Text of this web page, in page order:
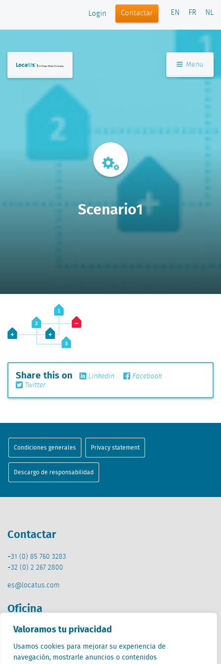
Valoramos tu privacidad
Usamos cookies para mejorar su experiencia de
navegación, mostrarle anuncios o contenidos
Login Contactar EN FR NL
Menu
Scenario1
Share this on Linkedin
Facebook
Twitter
Condiciones generales Privacy statement
Descargo de responsabilidad
Contactar
+31 (0) 85 760 3283
+32 (0) 2 267 2800
es@locatus.com
Oficina
Países Bajos (HQ)
Creative Valley
Stationsplein 32